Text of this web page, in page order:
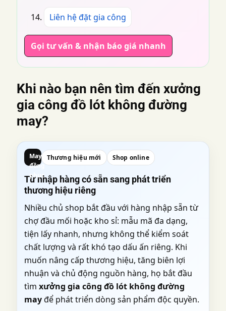
Liên hệ đặt gia công
Gọi tư vấn & nhận báo giá nhanh
Khi nào bạn nên tìm đến xưởng
gia công đồ lót không đường
may?
May
đồng
phục
Thương hiệu mới Shop online
Từ nhập hàng có sẵn sang phát triển
thương hiệu riêng
Nhiều chủ shop bắt đầu với hàng nhập sẵn từ
chợ đầu mối hoặc kho sỉ: mẫu mã đa dạng,
tiện lấy nhanh, nhưng không thể kiểm soát
chất lượng và rất khó tạo dấu ấn riêng. Khi
muốn nâng cấp thương hiệu, tăng biên lợi
nhuận và chủ động nguồn hàng, họ bắt đầu
tìm xưởng gia công đồ lót không đường
mayđể phát triển dòng sản phẩm độc quyền.